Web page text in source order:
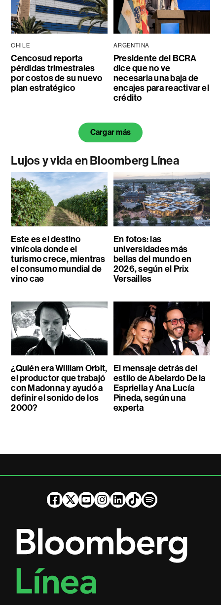
CHILE
Cencosud reporta
pérdidas trimestrales
por costos de su nuevo
plan estratégico
ARGENTINA
Presidente del BCRA
dice que no ve
necesaria una baja de
encajes para reactivar el
crédito
Cargar más
Lujos y vida en Bloomberg Línea
Este es el destino
vinícola donde el
turismo crece, mientras
el consumo mundial de
vino cae
En fotos: las
universidades más
bellas del mundo en
2026, según el Prix
Versailles
¿Quién era William Orbit,
el productor que trabajó
con Madonna y ayudó a
definir el sonido de los
2000?
El mensaje detrás del
estilo de Abelardo De la
Espriella y Ana Lucía
Pineda, según una
experta